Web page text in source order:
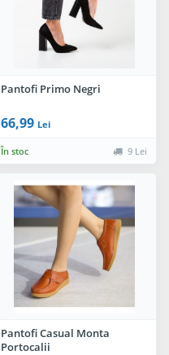
Pantofi Primo Negri
66,99 Lei
În stoc 9 Lei
Pantofi Casual Monta
Portocalii